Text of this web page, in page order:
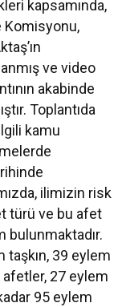
kapsamında,
Komisyonu,
ve video
akabinde
Toplantıda
kamu
ilimizin risk
türü ve bu afet
bulunmaktadır.
taşkın, 39 eylem
27 eylem
95 eylem